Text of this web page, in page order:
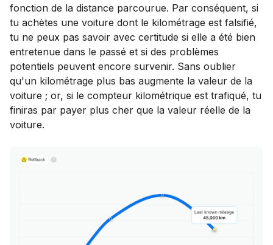
fonction de la distance parcourue. Par conséquent, si
tu achètes une voiture dont le kilométrage est falsifié,
tu ne peux pas savoir avec certitude si elle a été bien
entretenue dans le passé et si des problèmes
potentiels peuvent encore survenir. Sans oublier
qu'un kilométrage plus bas augmente la valeur de la
voiture ; or, si le compteur kilométrique est trafiqué, tu
finiras par payer plus cher que la valeur réelle de la
voiture.